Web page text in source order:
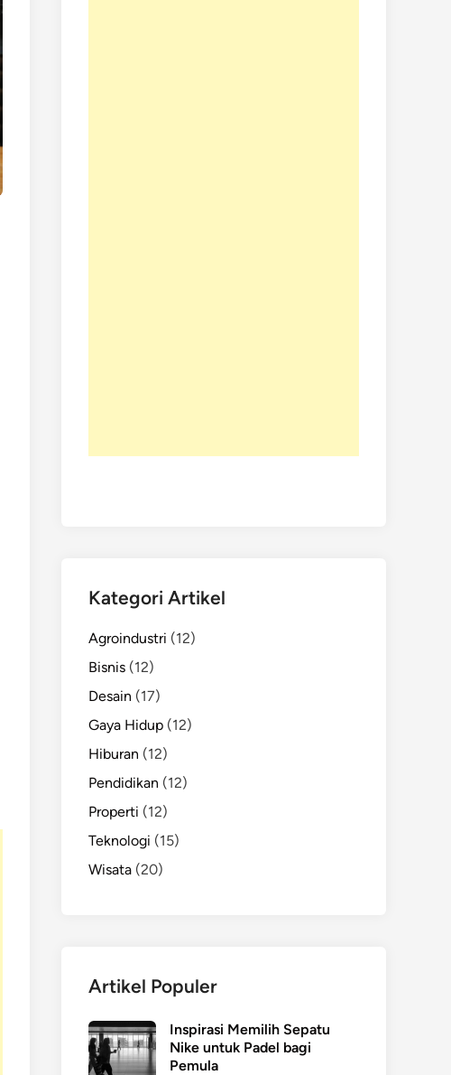
Kategori Artikel
Agroindustri (12)
Bisnis (12)
Desain (17)
Gaya Hidup (12)
Hiburan (12)
Pendidikan (12)
Properti (12)
Teknologi (15)
Wisata (20)
Artikel Populer
Inspirasi Memilih Sepatu
Nike untuk Padel bagi
Pemula